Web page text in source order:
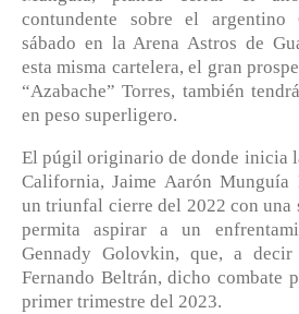
contundente sobre el argentino
sábado en la Arena Astros de
esta misma cartelera, el gran
“Azabache” Torres, también
en peso superligero.
El púgil originario de donde inicia
California, Jaime Aarón Munguía
un triunfal cierre del 2022 con una
permita aspirar a un
Gennady Golovkin, que, a decir
Fernando Beltrán, dicho combate
primer trimestre del 2023.